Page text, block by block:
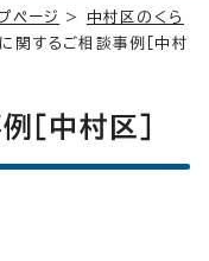
ページ > 中村区のくら
関するご相談事例［中村
中村区］